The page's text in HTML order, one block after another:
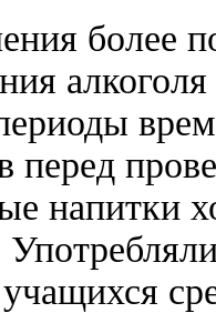
более
перед
напитки